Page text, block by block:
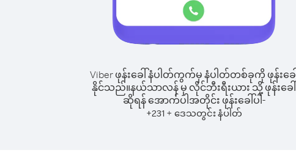
Viber ဖုန်းခေါ်နံပါတ်ကွက်မှ နံပါတ်တစ်ခုကို ဖုန်းခေါ်
နိုင်သည်။နယ်သာလန် မှ လိုင်ဘီးရီးယား သို့ ဖုန်းခေါ်
ဆိုရန် အောက်ပါအတိုင်း ဖုန်းခေါ်ပါ-
+231+ ဒေသတွင်း နံပါတ်